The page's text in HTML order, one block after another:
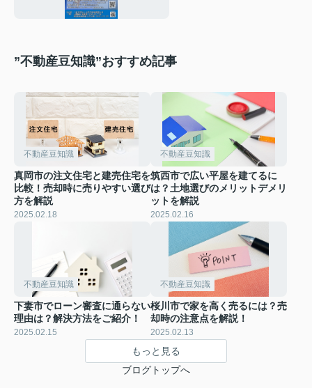
”不動産豆知識”おすすめ記事
不動産豆知識
真岡市の注文住宅と建売住宅を
比較！売却時に売りやすい選び
方を解説
2025.02.18
不動産豆知識
筑西市で広い平屋を建てるに
は？土地選びのメリットデメリ
ットを解説
2025.02.16
不動産豆知識
下妻市でローン審査に通らない
理由は？解決方法をご紹介！
2025.02.15
不動産豆知識
桜川市で家を高く売るには？売
却時の注意点を解説！
2025.02.13
もっと見る
ブログトップへ